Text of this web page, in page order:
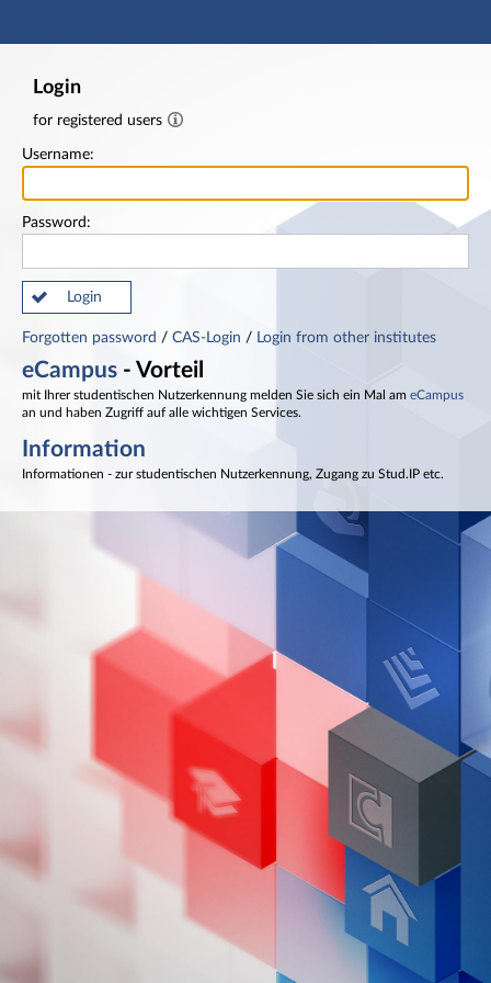
Main navigation
Login
for registered users
Username:
Password:
Login
Forgotten password / CAS-Login / Login from other institutes
eCampus - Vorteil
mit Ihrer studentischen Nutzerkennung melden Sie sich ein Mal am eCampus
an und haben Zugriff auf alle wichtigen Services.
Information
Informationen - zur studentischen Nutzerkennung, Zugang zu Stud.IP etc.